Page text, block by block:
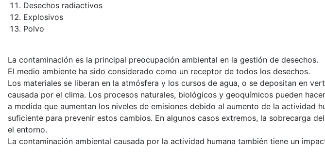
Desechos radiactivos
Explosivos
Polvo
La contaminación es la principal preocupación ambiental en la gestión de desechos.
El medio ambiente ha sido considerado como un receptor de todos los desechos.
Los materiales se liberan en la atmósfera y los cursos de agua, o se depositan en
causada por el clima. Los procesos naturales, biológicos y geoquímicos pueden
a medida que aumentan los niveles de emisiones debido al aumento de la actividad
suficiente para prevenir estos cambios. En algunos casos extremos, la sobrecarga
el entorno.
La contaminación ambiental causada por la actividad humana también tiene un